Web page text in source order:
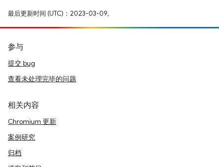
最后更新时间 (UTC)：2023-03-09。
参与
提交 bug
查看未处理完毕的问题
相关内容
Chromium 更新
案例研究
归档